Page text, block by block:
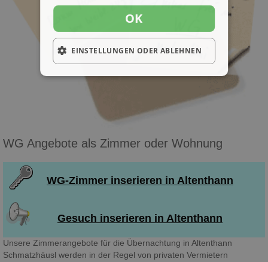
WG Angebote als Zimmer oder Wohnung
WG-Zimmer inserieren in Altenthann
Gesuch inserieren in Altenthann
Unsere Zimmerangebote für die Übernachtung in Altenthann
Schmatzhäusl werden in der Regel von privaten Vermietern
OK
EINSTELLUNGEN ODER ABLEHNEN